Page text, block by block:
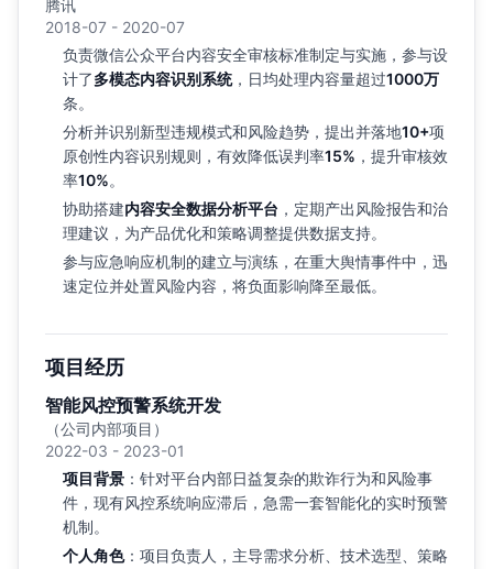
腾讯
2018-07 - 2020-07
负责微信公众平台内容安全审核标准制定与实施，参与设
计了多模态内容识别系统，日均处理内容量超过1000万
条。
分析并识别新型违规模式和风险趋势，提出并落地10+项
原创性内容识别规则，有效降低误判率15% ，提升审核效
率10%。
协助搭建内容安全数据分析平台 ，定期产出风险报告和治
理建议，为产品优化和策略调整提供数据支持。
参与应急响应机制的建立与演练，在重大舆情事件中，迅
速定位并处置风险内容，将负面影响降至最低。
项目经历
智能风控预警系统开发
（公司内部项目）
2022-03 - 2023-01
项目背景 ：针对平台内部日益复杂的欺诈行为和风险事
件，现有风控系统响应滞后，急需一套智能化的实时预警
机制。
个人角色：项目负责人，主导需求分析、技术选型、策略